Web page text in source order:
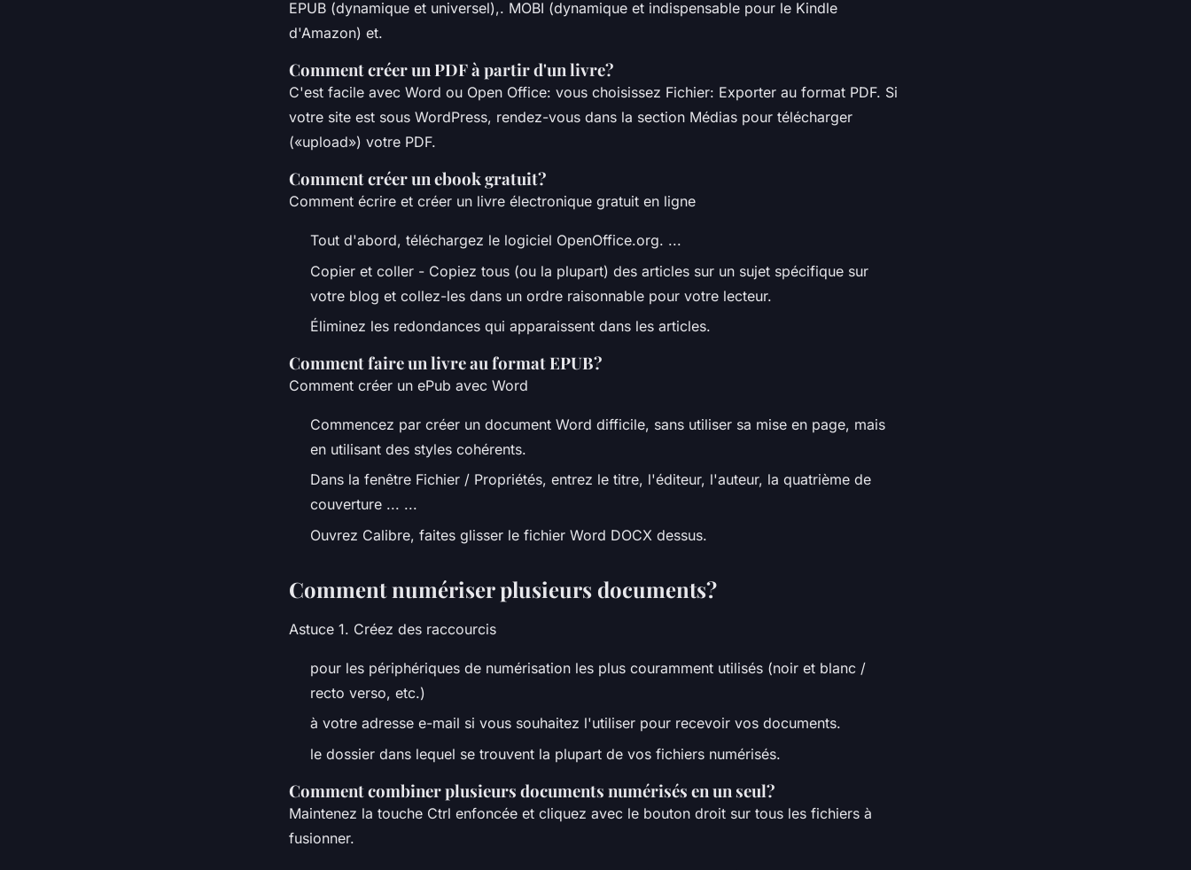
EPUB (dynamique et universel),. MOBI (dynamique et indispensable pour le Kindle
d'Amazon) et.
Comment créer un PDF à partir d'un livre?
C'est facile avec Word ou Open Office: vous choisissez Fichier: Exporter au format PDF. Si
votre site est sous WordPress, rendez-vous dans la section Médias pour télécharger
(«upload») votre PDF.
Comment créer un ebook gratuit?
Comment écrire et créer un livre électronique gratuit en ligne
Tout d'abord, téléchargez le logiciel OpenOffice.org. ...
Copier et coller - Copiez tous (ou la plupart) des articles sur un sujet spécifique sur
votre blog et collez-les dans un ordre raisonnable pour votre lecteur.
Éliminez les redondances qui apparaissent dans les articles.
Comment faire un livre au format EPUB?
Comment créer un ePub avec Word
Commencez par créer un document Word difficile, sans utiliser sa mise en page, mais
en utilisant des styles cohérents.
Dans la fenêtre Fichier / Propriétés, entrez le titre, l'éditeur, l'auteur, la quatrième de
couverture ... ...
Ouvrez Calibre, faites glisser le fichier Word DOCX dessus.
Comment numériser plusieurs documents?
Astuce 1. Créez des raccourcis
pour les périphériques de numérisation les plus couramment utilisés (noir et blanc /
recto verso, etc.)
à votre adresse e-mail si vous souhaitez l'utiliser pour recevoir vos documents.
le dossier dans lequel se trouvent la plupart de vos fichiers numérisés.
Comment combiner plusieurs documents numérisés en un seul?
Maintenez la touche Ctrl enfoncée et cliquez avec le bouton droit sur tous les fichiers à
fusionner.